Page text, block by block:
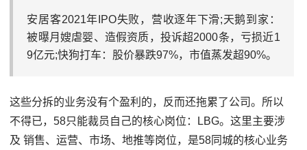
安居客2021年IPO失败，营收逐年下滑;天鹅到家：
被曝月嫂虐婴、造假资质，投诉超2000条，亏损近1
9亿元;快狗打车：股价暴跌97%，市值蒸发超90%。
这些分拆的业务没有个盈利的，反而还拖累了公司。所以
不得已，58只能裁员自己的核心岗位：LBG。这里主要涉
及 销售、运营、市场、地推等岗位，是58同城的核心业务